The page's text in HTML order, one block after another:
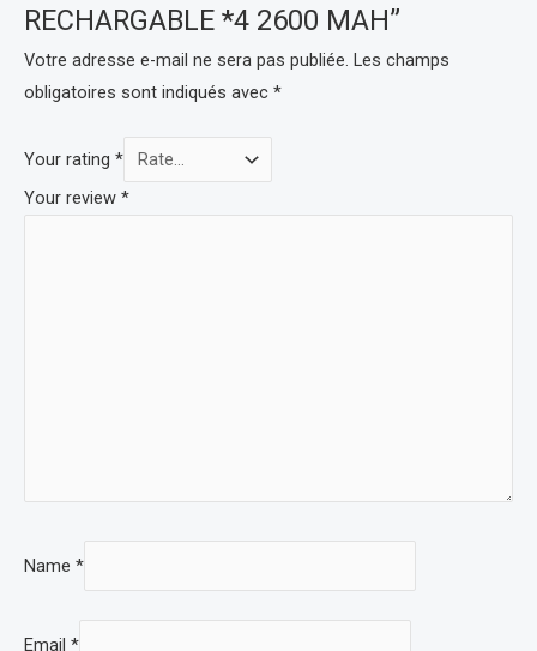
RECHARGABLE *4 2600 MAH”
Votre adresse e-mail ne sera pas publiée. Les champs
obligatoires sont indiqués avec *
Your rating *
Your review *
Name *
Email *